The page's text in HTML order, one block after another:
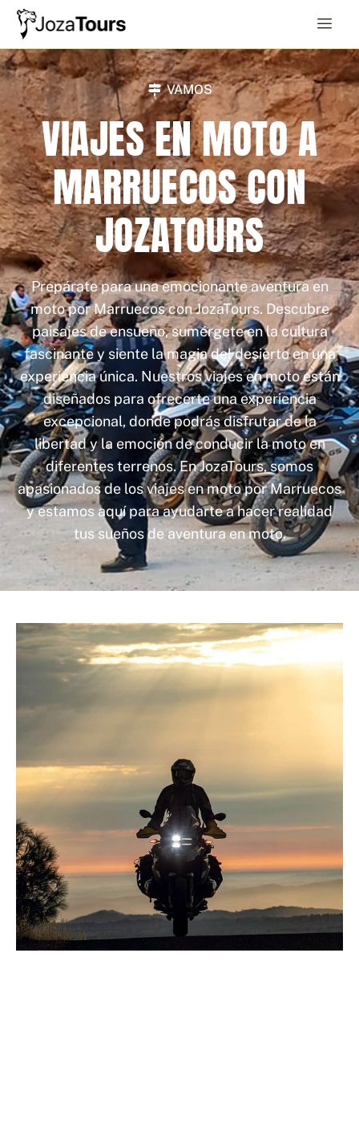
contenido
VAMOS
VIAJES EN MOTO A
MARRUECOS CON
JOZATOURS
Prepárate para una emocionante aventura en
moto por Marruecos con JozaTours. Descubre
paisajes de ensueño, sumérgete en la cultura
fascinante y siente la magia del desierto en una
experiencia única. Nuestros viajes en moto están
diseñados para ofrecerte una experiencia
excepcional, donde podrás disfrutar de la
libertad y la emoción de conducir la moto en
diferentes terrenos. En JozaTours, somos
apasionados de los viajes en moto por Marruecos
y estamos aquí para ayudarte a hacer realidad
tus sueños de aventura en moto.